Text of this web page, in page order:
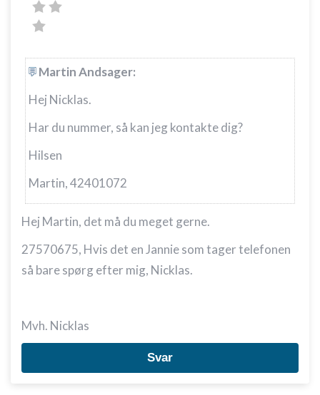
Martin Andsager:
Hej Nicklas.
Har du nummer, så kan jeg kontakte dig?
Hilsen
Martin, 42401072
Hej Martin, det må du meget gerne.
27570675, Hvis det en Jannie som tager telefonen
så bare spørg efter mig, Nicklas.
Mvh. Nicklas
Svar